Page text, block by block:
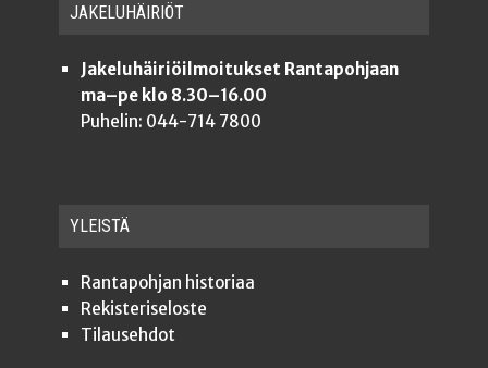
JAKE­LU­HÄI­RIÖT
Jakeluhäiriöilmoitukset Rantapohjaan
ma–pe klo 8.30–16.00
Puhelin: 044-714 7800
YLEISTÄ
Ran­ta­poh­jan historiaa
Rekis­te­ri­se­los­te
Tilauseh­dot